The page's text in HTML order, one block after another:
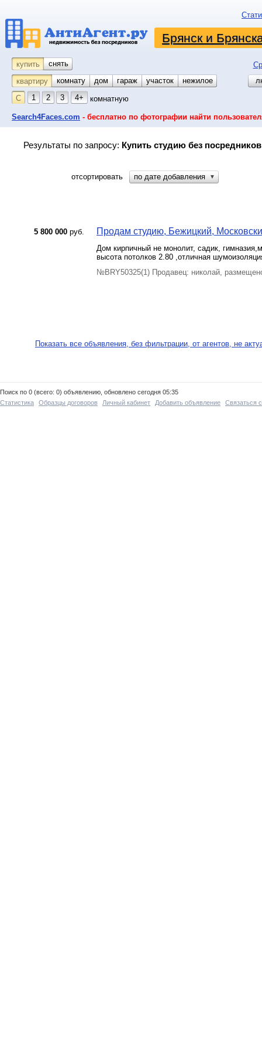
Брянск и
купить снять
квартиру
комнату койко-место
дом гараж участок
нежилое
С
1 2 3 4+ комнатную
Search4Faces.com - бесплатно по фотографии найти
Результаты по запросу: Купить студию без
отсортировать по дате добавления ▼
5 800 000 руб. Продам студию, Бежицкий,
Дом кирпичный не монолит, садик,
высота потолков 2.80 ,отличная
№BRY50325(1) Продавец: николай,
Показать все объявления, без фильтрации, от агентов, не
Поиск по 0 (всего: 0) объявлению, обновлено сегодня 05:35
Статистика
Образцы договоров Личный кабинет Добавить объявление Связаться